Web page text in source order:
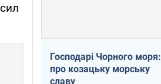
Господарі Чорного моря:
про козацьку морську
славу